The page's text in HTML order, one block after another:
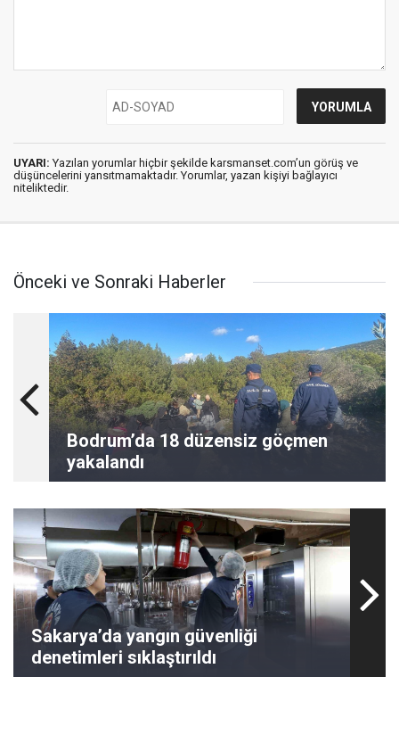
UYARI: Yazılan yorumlar hiçbir şekilde karsmanset.com’un görüş ve
düşüncelerini yansıtmamaktadır. Yorumlar, yazan kişiyi bağlayıcı
niteliktedir.
Önceki ve Sonraki Haberler
Bodrum’da 18 düzensiz göçmen
yakalandı
Sakarya’da yangın güvenliği
denetimleri sıklaştırıldı